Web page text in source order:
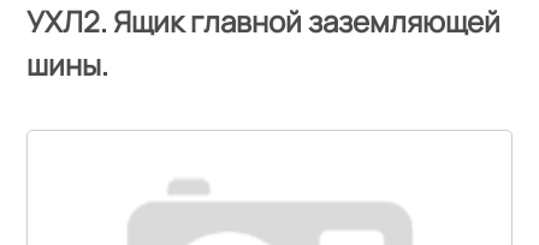
УХЛ2. Ящик главной заземляющей
шины.